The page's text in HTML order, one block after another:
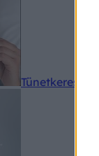
Tünetkereső